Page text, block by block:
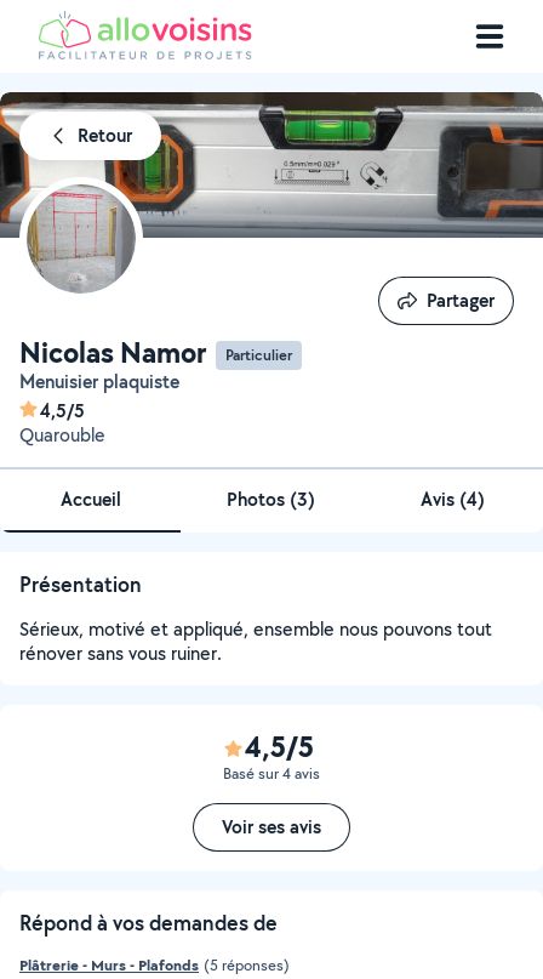
Retour
Nicolas Namor Particulier
Menuisier plaquiste
4,5/5
Quarouble
Partager
Partager
Accueil Photos (3) Avis (4)
Présentation
Sérieux, motivé et appliqué, ensemble nous pouvons tout
rénover sans vous ruiner.
4,5/5
Basé sur 4 avis
Voir ses avis
Répond à vos demandes de
Plâtrerie - Murs - Plafonds (5 réponses)